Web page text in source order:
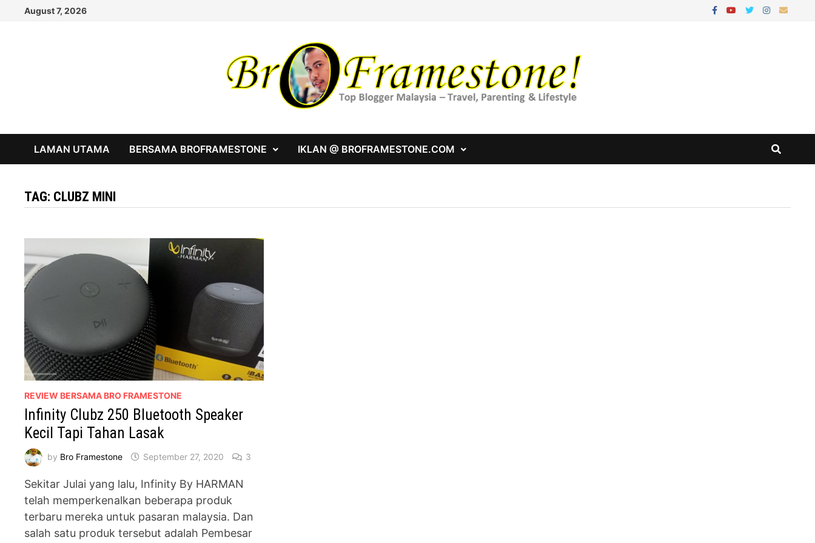
August 7, 2026
LAMAN UTAMA BERSAMA BROFRAMESTONE IKLAN @ BROFRAMESTONE.COM
TAG: CLUBZ MINI
REVIEW BERSAMA BRO FRAMESTONE
Infinity Clubz 250 Bluetooth Speaker
Kecil Tapi Tahan Lasak
by Bro Framestone September 27, 2020 3
Sekitar Julai yang lalu, Infinity By HARMAN
telah memperkenalkan beberapa produk
terbaru mereka untuk pasaran malaysia. Dan
salah satu produk tersebut adalah Pembesar